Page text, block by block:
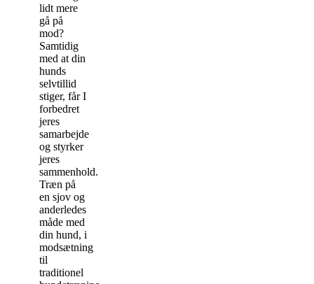
lidt mere
gå på
mod?
Samtidig
med at din
hunds
selvtillid
stiger, får I
forbedret
jeres
samarbejde
og styrker
jeres
sammenhold.
Træn på
en sjov og
anderledes
måde med
din hund, i
modsætning
til
traditionel